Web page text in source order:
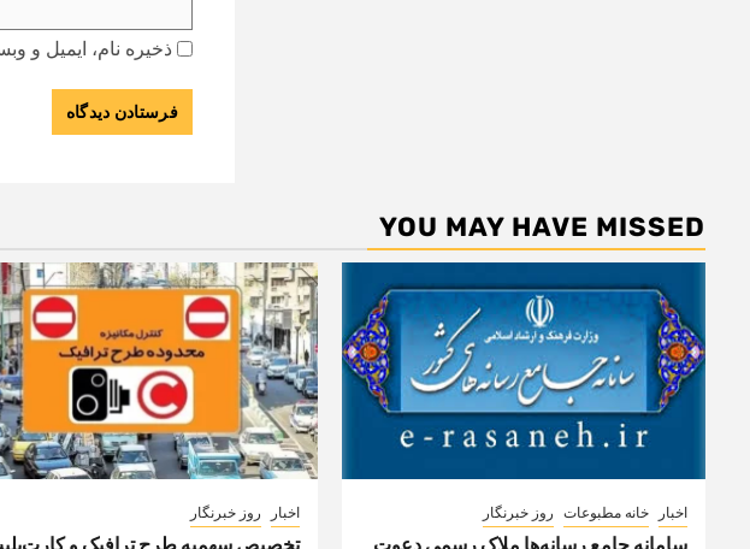
ذخیره نام، ایمیل و
YOU MAY HAVE MISSED
اخبار خانه مطبوعات روز خبرنگار اخبار روز خبرنگار